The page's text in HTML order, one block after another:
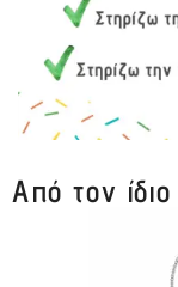
Από τον